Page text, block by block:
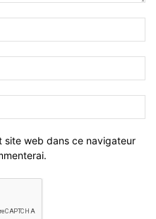
site web dans ce navigateur